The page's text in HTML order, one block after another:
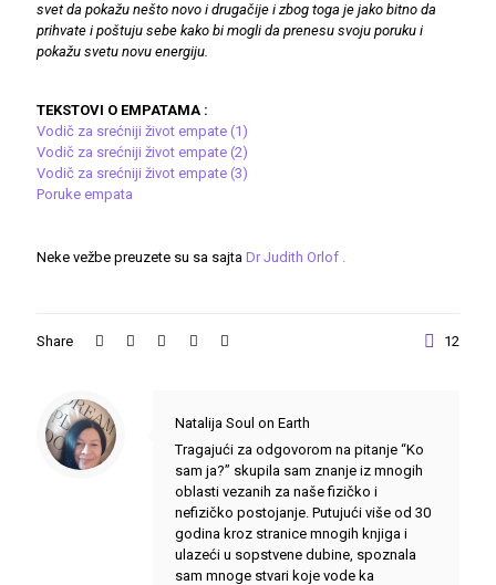
svet da pokažu nešto novo i drugačije i zbog toga je jako bitno da
prihvate i poštuju sebe kako bi mogli da prenesu svoju poruku i
pokažu svetu novu energiju.
TEKSTOVI O EMPATAMA :
Vodič za srećniji život empate (1)
Vodič za srećniji život empate (2)
Vodič za srećniji život empate (3)
Poruke empata
Neke vežbe preuzete su sa sajta Dr Judith Orlof .
Share 12
Natalija Soul on Earth
Tragajući za odgovorom na pitanje “Ko
sam ja?” skupila sam znanje iz mnogih
oblasti vezanih za naše fizičko i
nefizičko postojanje. Putujući više od 30
godina kroz stranice mnogih knjiga i
ulazeći u sopstvene dubine, spoznala
sam mnoge stvari koje vode ka